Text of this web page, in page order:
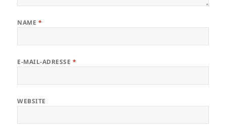
NAME *
E-MAIL-ADRESSE *
WEBSITE